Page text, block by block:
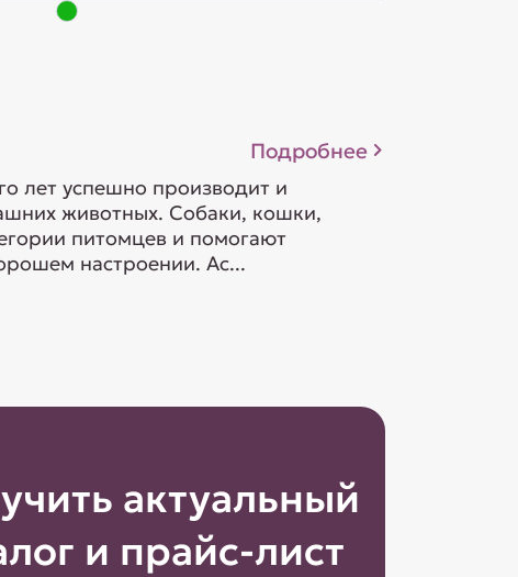
Подробнее
лет успешно производит и
животных. Собаки, кошки,
питомцев и помогают
настроении. Ас...
актуальный
и прайс-лист